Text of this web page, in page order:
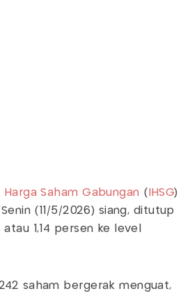
Harga Saham Gabungan ( IHSG)
(11/5/2026) siang, ditutup
1,14 persen ke level
saham bergerak menguat,